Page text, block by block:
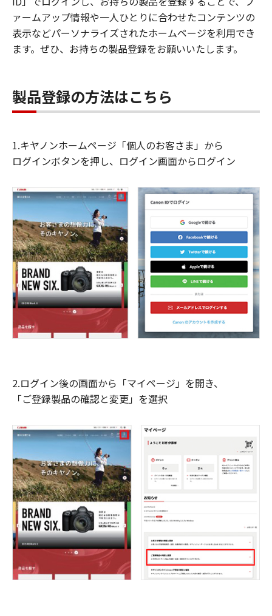
ァームアップ情報や一人ひとりに合わせたコンテンツの
表示などパーソナライズされたホームページを利用でき
ます。ぜひ、お持ちの製品登録をお願いいたします。
製品登録の方法はこちら
1.キヤノンホームページ「個人のお客さま」から
ログインボタンを押し、ログイン画面からログイン
2.ログイン後の画面から「マイページ」を開き、
「ご登録製品の確認と変更」を選択